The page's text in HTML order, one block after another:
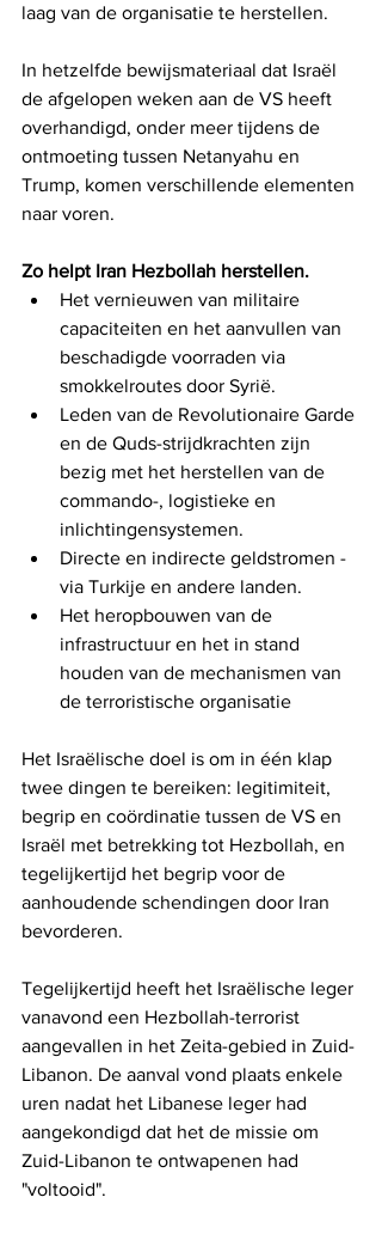
laag van de organisatie te herstellen.
In hetzelfde bewijsmateriaal dat Israël
de afgelopen weken aan de VS heeft
overhandigd, onder meer tijdens de
ontmoeting tussen Netanyahu en
Trump, komen verschillende elementen
naar voren.
Zo helpt Iran Hezbollah herstellen.
Het vernieuwen van militaire
capaciteiten en het aanvullen van
beschadigde voorraden via
smokkelroutes door Syrië.
Leden van de Revolutionaire Garde
en de Quds-strijdkrachten zijn
bezig met het herstellen van de
commando-, logistieke en
inlichtingensystemen.
Directe en indirecte geldstromen -
via Turkije en andere landen.
Het heropbouwen van de
infrastructuur en het in stand
houden van de mechanismen van
de terroristische organisatie
Het Israëlische doel is om in één klap
twee dingen te bereiken: legitimiteit,
begrip en coördinatie tussen de VS en
Israël met betrekking tot Hezbollah, en
tegelijkertijd het begrip voor de
aanhoudende schendingen door Iran
bevorderen.
Tegelijkertijd heeft het Israëlische leger
vanavond een Hezbollah-terrorist
aangevallen in het Zeita-gebied in Zuid-
Libanon. De aanval vond plaats enkele
uren nadat het Libanese leger had
aangekondigd dat het de missie om
Zuid-Libanon te ontwapenen had
"voltooid".